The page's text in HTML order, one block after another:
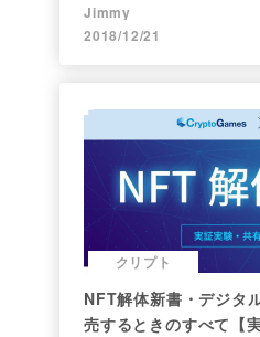
Jimmy
2018/12/21
クリプト
NFT解体新書・デジタ
売するときのすべて【